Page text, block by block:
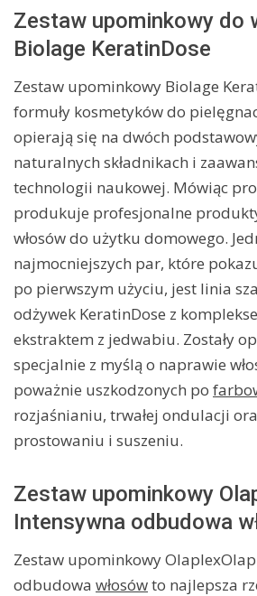
Zestaw upominkowy do
Biolage KeratinDose
Zestaw upominkowy Biolage
formuły kosmetyków do
opierają się na dwóch
naturalnych składnikach i
technologii naukowej. Mówiąc
produkuje profesjonalne
włosów do użytku domowego.
najmocniejszych par, które
po pierwszym użyciu, jest linia
odżywek KeratinDose z
ekstraktem z jedwabiu. Zostały
specjalnie z myślą o naprawie
poważnie uszkodzonych po
rozjaśnianiu, trwałej ondulacji
prostowaniu i suszeniu.
Zestaw upominkowy
Intensywna odbudowa
Zestaw upominkowy
odbudowa włosówto najlepsza